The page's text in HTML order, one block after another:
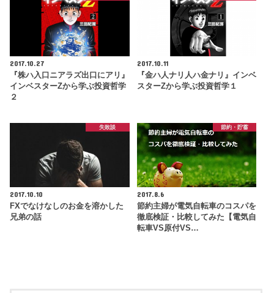
2017.10.27
『株ハ入口ニアラズ出口にアリ』
インベスターZから学ぶ投資哲学
２
2017.10.11
『金ハ人ナリ人ハ金ナリ』インベ
スターZから学ぶ投資哲学１
失敗談
2017.10.10
FXでなけなしのお金を溶かした
兄弟の話
節約・貯蓄
2017.8.6
節約主婦が電気自転車のコスパを
徹底検証・比較してみた【電気自
転車VS原付VS…